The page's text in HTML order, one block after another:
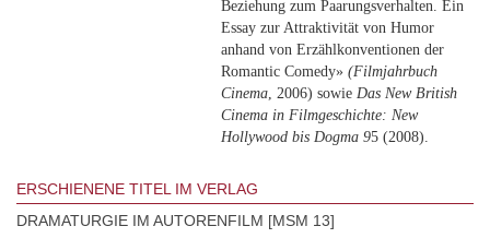
Beziehung zum Paarungsverhalten. Ein
Essay zur Attraktivität von Humor
anhand von Erzählkonventionen der
Romantic Comedy»(Filmjahrbuch
Cinema, 2006) sowie Das New British
Cinema in Filmgeschichte: New
Hollywood bis Dogma 95 (2008).
ERSCHIENENE TITEL IM VERLAG
DRAMATURGIE IM AUTORENFILM [MSM 13]